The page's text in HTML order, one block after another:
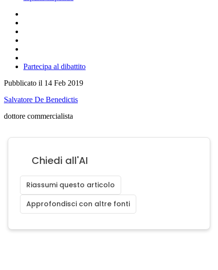
Partecipa al dibattito
Pubblicato il 14 Feb 2019
Salvatore De Benedictis
Chiedi all'AI
Riassumi questo articolo